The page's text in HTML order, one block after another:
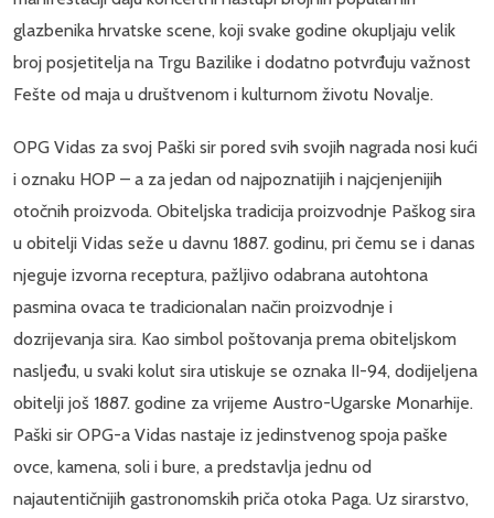
glazbenika hrvatske scene, koji svake godine okupljaju velik
broj posjetitelja na Trgu Bazilike i dodatno potvrđuju važnost
Fešte od maja u društvenom i kulturnom životu Novalje.
OPG Vidas za svoj Paški sir pored svih svojih nagrada nosi kući
i oznaku HOP – a za jedan od najpoznatijih i najcjenjenijih
otočnih proizvoda. Obiteljska tradicija proizvodnje Paškog sira
u obitelji Vidas seže u davnu 1887. godinu, pri čemu se i danas
njeguje izvorna receptura, pažljivo odabrana autohtona
pasmina ovaca te tradicionalan način proizvodnje i
dozrijevanja sira. Kao simbol poštovanja prema obiteljskom
nasljeđu, u svaki kolut sira utiskuje se oznaka II-94, dodijeljena
obitelji još 1887. godine za vrijeme Austro-Ugarske Monarhije.
Paški sir OPG-a Vidas nastaje iz jedinstvenog spoja paške
ovce, kamena, soli i bure, a predstavlja jednu od
najautentičnijih gastronomskih priča otoka Paga. Uz sirarstvo,